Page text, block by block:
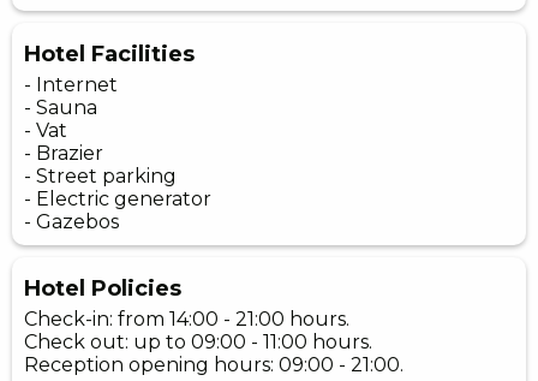
Hotel Facilities
- Internet
- Sauna
- Vat
- Brazier
- Street parking
- Electric generator
- Gazebos
Hotel Policies
Check-in: from 14:00 - 21:00 hours.
Check out: up to 09:00 - 11:00 hours.
Reception opening hours: 09:00 - 21:00.